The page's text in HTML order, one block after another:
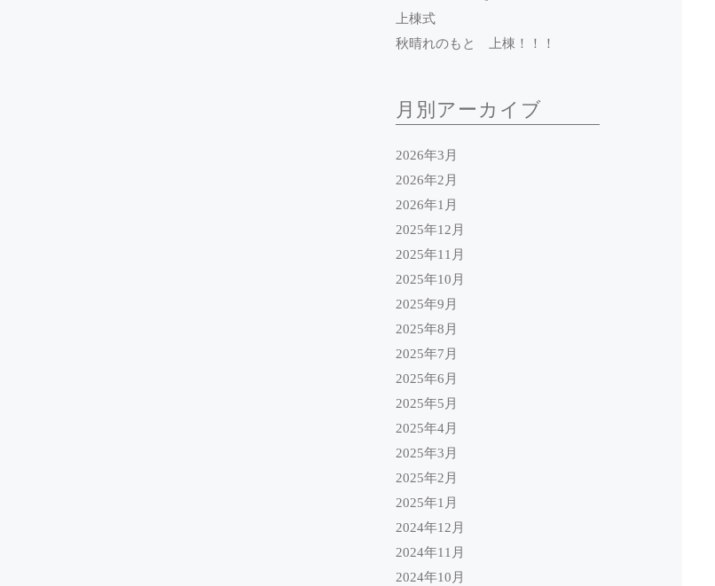
上棟式
秋晴れのもと 上棟！！！
月別アーカイブ
2026年3月
2026年2月
2026年1月
2025年12月
2025年11月
2025年10月
2025年9月
2025年8月
2025年7月
2025年6月
2025年5月
2025年4月
2025年3月
2025年2月
2025年1月
2024年12月
2024年11月
2024年10月